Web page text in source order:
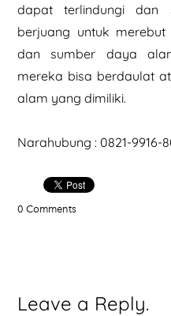
dapat terlindungi dan
berjuang untuk
dan sumber daya
mereka bisa berdaulat
alam yang dimiliki.
Narahubung : 0821-9916-
0 Comments
Leave a Reply.